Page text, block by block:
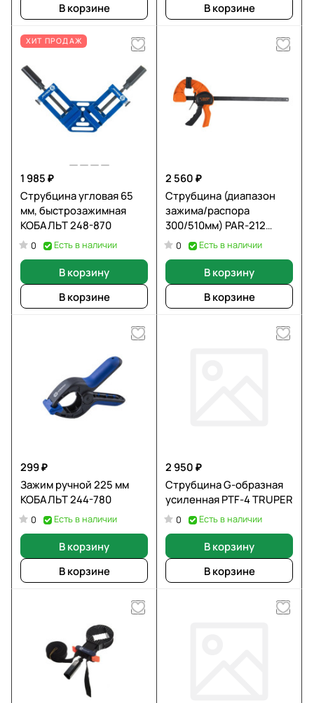
В корзине В корзине
ХИТ ПРОДАЖ
1 985 ₽
Струбцина угловая 65
мм, быстрозажимная
КОБАЛЬТ 248-870
0 Есть в наличии
В корзину
В корзине
2 560 ₽
Струбцина (диапазон
зажима/распора
300/510мм) PAR-212
100143
0 Есть в наличии
В корзину
В корзине
299 ₽
Зажим ручной 225 мм
КОБАЛЬТ 244-780
0 Есть в наличии
В корзину
В корзине
2 950 ₽
Струбцина G-образная
усиленная PTF-4 TRUPER
0 Есть в наличии
В корзину
В корзине